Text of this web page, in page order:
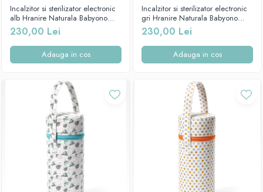
Olite tip scaunel simple
Reductoare antiderapante
Reductoare moi
Seturi cadite 92 cm
Seturi cadite anatomice
Suporti anatomici plastic
Suporti anatomici textili
Suporti metalici cadite
Mese de infasat pliabile
Mese de infasat Ultra Light 50x70
cm
Patuturi pliabile
Tampoane postnatale
Tampoane si protectii silicon
pentru san
Incalzitor si sterilizator electronic
alb Hranire Naturala Babyono
968/01
230,00 Lei
Adauga in cos
Incalzitor si sterilizator electronic
gri Hranire Naturala Babyono
968/02
230,00 Lei
Adauga in cos